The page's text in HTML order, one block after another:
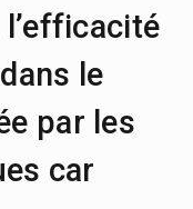
le
par les
car